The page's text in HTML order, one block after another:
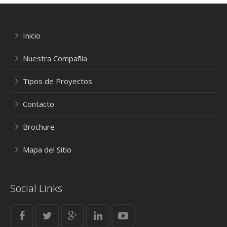
Urbanísticos
Oficinas
Inicio
Nuestra Compañía
Tipos de Proyectos
Contacto
Brochure
Mapa del Sitio
Social Links